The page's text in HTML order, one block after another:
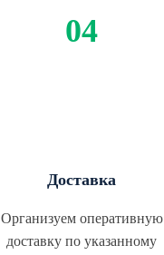
Доставка
Организуем оперативную
доставку по указанному